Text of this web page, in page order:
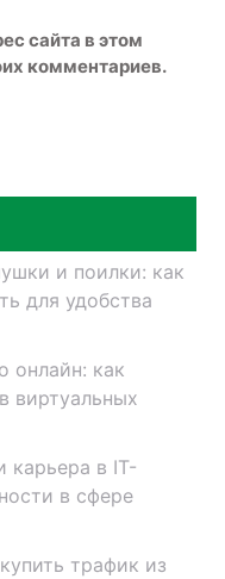
сайта в этом
комментариев.
и поилки: как
для удобства
онлайн: как
виртуальных
карьера в IT-
в сфере
трафик из